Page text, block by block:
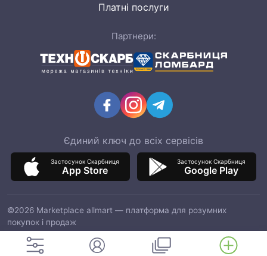
Платні послуги
Партнери:
Єдиний ключ до всіх сервісів
Застосунок Скарбниця
App Store
Застосунок Скарбниця
Google Play
©2026 Marketplace allmart — платформа для розумних
покупок і продаж
ТОВ "ІТМ МАРКЕТ", код ЄДРПОУ 42964597, адреса: 03151, м.
Київ, вул. Смілянська, 8